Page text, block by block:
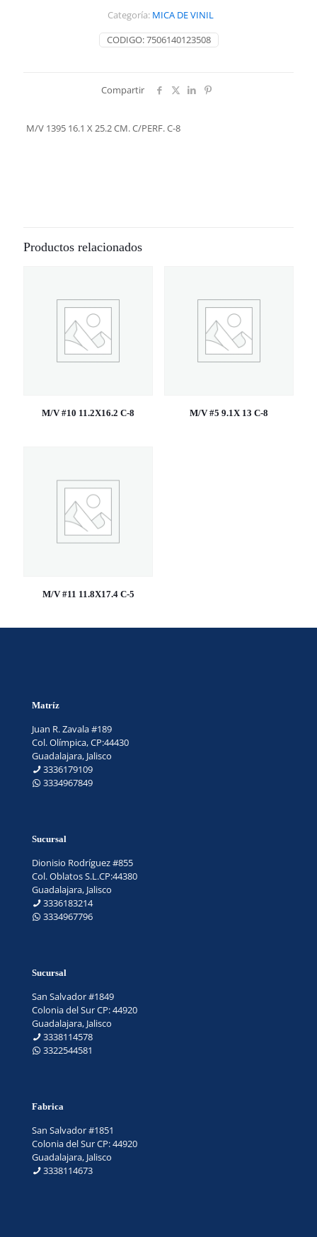
CODIGO:7506140123508
Categoría: MICA DE VINIL
Compartir
M/V 1395 16.1 X 25.2 CM. C/PERF. C-8
Productos relacionados
M/V #10 11.2X16.2 C-8 M/V #5 9.1X 13 C-8
M/V #11 11.8X17.4 C-5
Matríz
Juan R. Zavala #189
Col. Olímpica, CP:44430
Guadalajara, Jalisco
3336179109
3334967849
Sucursal
Dionisio Rodríguez #855
Col. Oblatos S.L.CP:44380
Guadalajara, Jalisco
3336183214
3334967796
Sucursal
San Salvador #1849
Colonia del Sur CP: 44920
Guadalajara, Jalisco
3338114578
3322544581
Fabrica
San Salvador #1851
Colonia del Sur CP: 44920
Guadalajara, Jalisco
3338114673